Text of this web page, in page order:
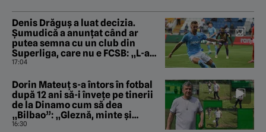
Denis Drăguș a luat decizia.
Șumudică a anunțat când ar
putea semna cu un club din
Superliga, care nu e FCSB: „L-a
întărâtat!”
17:04
Dorin Mateuț s-a întors în fotbal
după 12 ani să-i învețe pe tinerii
de la Dinamo cum să dea
„Bilbao”: „Gleznă, minte și
exercițiu”. EXCLUSIV
16:30